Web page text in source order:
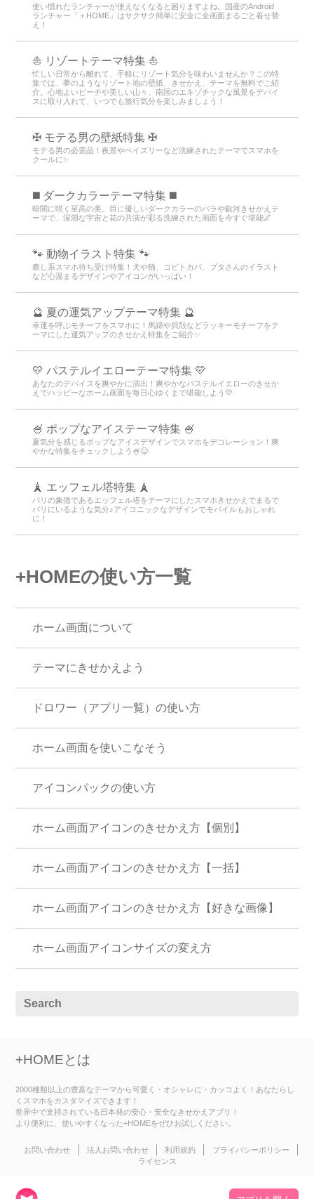
使い慣れたランチャーが使えなくなると困りますよね。国産のAndroid
ランチャー「＋HOME」はサクサク簡単に安全に全画面まるごと着せ替
え！
⛵ リゾートテーマ特集 ⛵
忙しい日常から離れて、手軽にリゾート気分を味わいませんか？この特
集では、夢のようなリゾート地の壁紙、きせかえ、テーマを無料でご紹
介。心地よいビーチや美しい山々、南国のエキゾチックな風景をデバイ
スに取り入れて、いつでも旅行気分を楽しみましょう！
✠ モテる男の壁紙特集 ✠
モテる男の必需品！夜景やペイズリーなど洗練されたテーマでスマホを
クールに✨
️◼️ ダークカラーテーマ特集️ ◼️
暗闇に咲く至高の美。目に優しいダークカラーのバラや銀河きせかえテ
ーマで、深淵な宇宙と花の共演が彩る洗練された画面を今すぐ堪能🌌
🐾 動物イラスト特集 🐾
癒し系スマホ待ち受け特集！犬や猫、コビトカバ、ブタさんのイラスト
など心温まるデザインやアイコンがいっぱい！
🔮 夏の運気アップテーマ特集 🔮
幸運を呼ぶモチーフをスマホに！馬蹄や貝殻などラッキーモチーフをテ
ーマにした運気アップのきせかえ特集をご紹介✨
💛 パステルイエローテーマ特集 💛
あなたのデバイスを爽やかに演出！爽やかなパステルイエローのきせか
えでハッピーなホーム画面を毎日心ゆくまで堪能しよう💛
🍧 ポップなアイステーマ特集 🍧
夏気分を感じるポップなアイスデザインでスマホをデコレーション！爽
やかな特集をチェックしよう🍧😋
🗼 エッフェル塔特集 🗼
パリの象徴であるエッフェル塔をテーマにしたスマホきせかえでまるで
パリにいるような気分♪アイコニックなデザインでモバイルもおしゃれ
に！
+HOMEの使い方一覧
ホーム画面について
テーマにきせかえよう
ドロワー（アプリ一覧）の使い方
ホーム画面を使いこなそう
アイコンパックの使い方
ホーム画面アイコンのきせかえ方【個別】
ホーム画面アイコンのきせかえ方【一括】
ホーム画面アイコンのきせかえ方【好きな画像】
ホーム画面アイコンサイズの変え方
+HOMEとは
2000種類以上の豊富なテーマから可愛く・オシャレに・カッコよく！あなたらし
くスマホをカスタマイズできます！
世界中で支持されている日本発の安心・安全なきせかえアプリ！
より便利に、使いやすくなった+HOMEをぜひお試しください。
お問い合わせ 法人お問い合わせ 利用規約
プライバシーポリシー
ライセンス